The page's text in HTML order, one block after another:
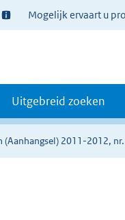
Ter
informatie:
Mogelijk ervaart u
Uitgebreid zoeken
(Aanhangsel) 2011-2012,